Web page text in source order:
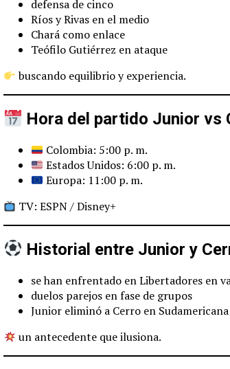
defensa de cinco
Ríos y Rivas en el medio
Chará como enlace
Teófilo Gutiérrez en ataque
buscando equilibrio y experiencia.
Hora del partido Junior vs
Colombia: 5:00 p. m.
Estados Unidos: 6:00 p. m.
Europa: 11:00 p. m.
TV: ESPN / Disney+
Historial entre Junior y
se han enfrentado en Libertadores en
duelos parejos en fase de grupos
Junior eliminó a Cerro en
un antecedente que ilusiona.